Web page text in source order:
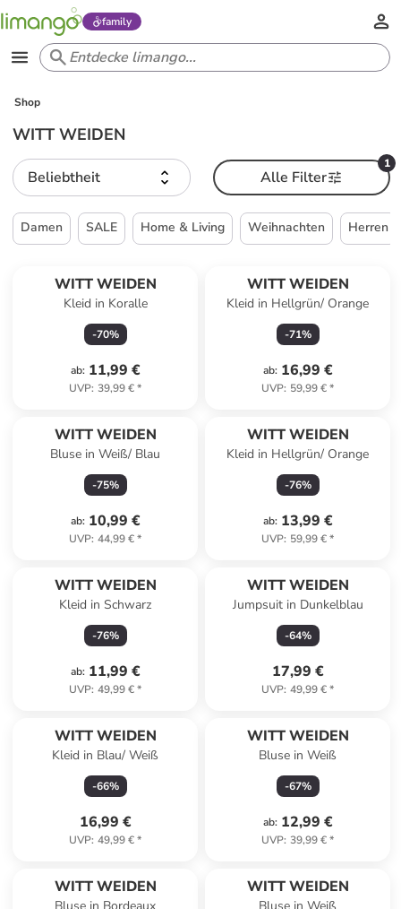
family
Shop
WITT WEIDEN
Beliebtheit
1
Alle Filter
Damen SALE Home & Living Weihnachten Herren
WITT WEIDEN
Kleid in Koralle
-70%
ab: 11,99 €
UVP: 39,99 €*
WITT WEIDEN
Kleid in Hellgrün/ Orange
-71%
ab: 16,99 €
UVP: 59,99 €*
WITT WEIDEN
Bluse in Weiß/ Blau
-75%
ab: 10,99 €
UVP: 44,99 €*
WITT WEIDEN
Kleid in Hellgrün/ Orange
-76%
ab: 13,99 €
UVP: 59,99 €*
WITT WEIDEN
Kleid in Schwarz
-76%
ab: 11,99 €
UVP: 49,99 €*
WITT WEIDEN
Jumpsuit in Dunkelblau
-64%
17,99 €
UVP: 49,99 €*
WITT WEIDEN
Kleid in Blau/ Weiß
-66%
16,99 €
UVP: 49,99 €*
WITT WEIDEN
Bluse in Weiß
-67%
ab: 12,99 €
UVP: 39,99 €*
WITT WEIDEN WITT WEIDEN